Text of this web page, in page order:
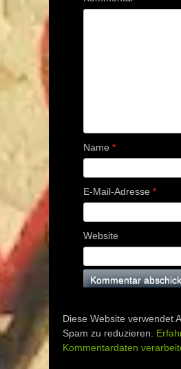
Name *
E-Mail-Adresse *
Website
Diese Website verwendet
Spam zu reduzieren.
Kommentardaten